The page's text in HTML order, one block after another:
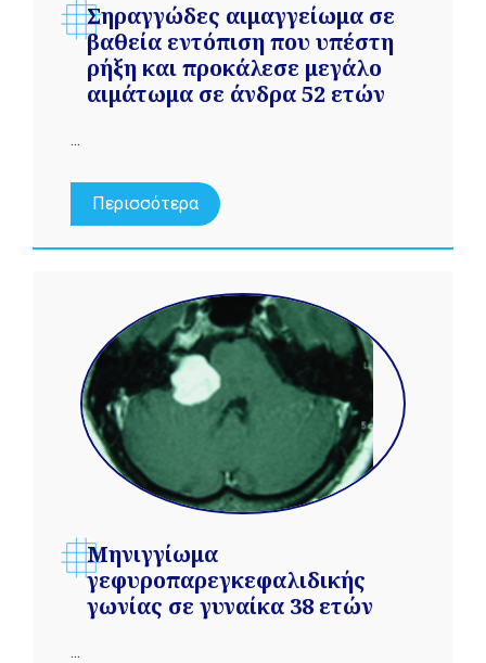
Σηραγγώδες αιμαγγείωμα σε
βαθεία εντόπιση που υπέστη
ρήξη και προκάλεσε μεγάλο
αιμάτωμα σε άνδρα 52 ετών
...
Περισσότερα
Μηνιγγίωμα
γεφυροπαρεγκεφαλιδικής
γωνίας σε γυναίκα 38 ετών
...